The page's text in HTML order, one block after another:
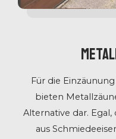
Für die
bieten
Alternative dar. Egal,
aus